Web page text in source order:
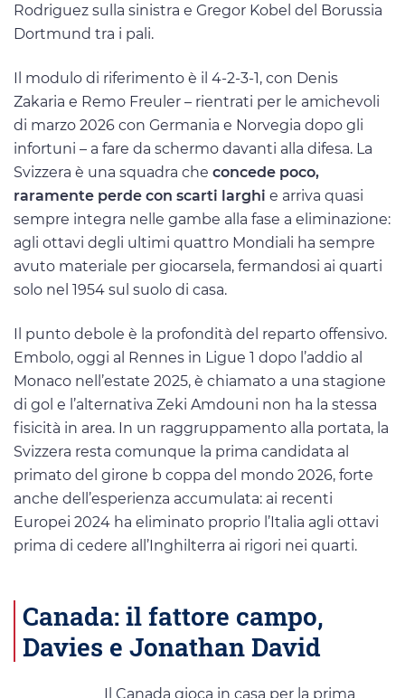
Rodriguez sulla sinistra e Gregor Kobel del Borussia
Dortmund tra i pali.
Il modulo di riferimento è il 4-2-3-1, con Denis
Zakaria e Remo Freuler – rientrati per le amichevoli
di marzo 2026 con Germania e Norvegia dopo gli
infortuni – a fare da schermo davanti alla difesa. La
Svizzera è una squadra che concede poco,
raramente perde con scarti larghi e arriva quasi
sempre integra nelle gambe alla fase a eliminazione:
agli ottavi degli ultimi quattro Mondiali ha sempre
avuto materiale per giocarsela, fermandosi ai quarti
solo nel 1954 sul suolo di casa.
Il punto debole è la profondità del reparto offensivo.
Embolo, oggi al Rennes in Ligue 1 dopo l’addio al
Monaco nell’estate 2025, è chiamato a una stagione
di gol e l’alternativa Zeki Amdouni non ha la stessa
fisicità in area. In un raggruppamento alla portata, la
Svizzera resta comunque la prima candidata al
primato del girone b coppa del mondo 2026, forte
anche dell’esperienza accumulata: ai recenti
Europei 2024 ha eliminato proprio l’Italia agli ottavi
prima di cedere all’Inghilterra ai rigori nei quarti.
Canada: il fattore campo,
Davies e Jonathan David
Il Canada gioca in casa per la prima